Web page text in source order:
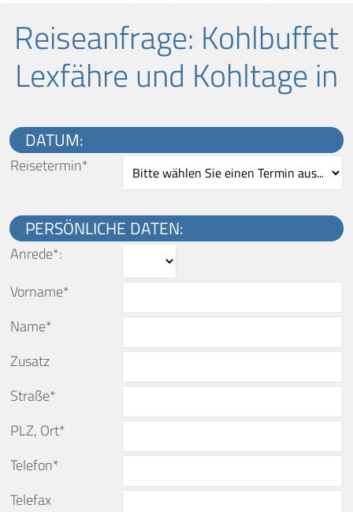
Reiseanfrage: Kohlbuffet
Lexfähre und Kohltage in
DATUM:
Reisetermin*
PERSÖNLICHE DATEN:
Anrede*:
Vorname*
Name*
Zusatz
Straße*
PLZ, Ort*
Telefon*
Telefax